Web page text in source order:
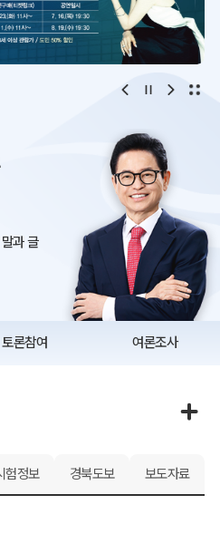
문화·관광
과 글
토론참여 여론조사
험정보 경북도보 보도자료